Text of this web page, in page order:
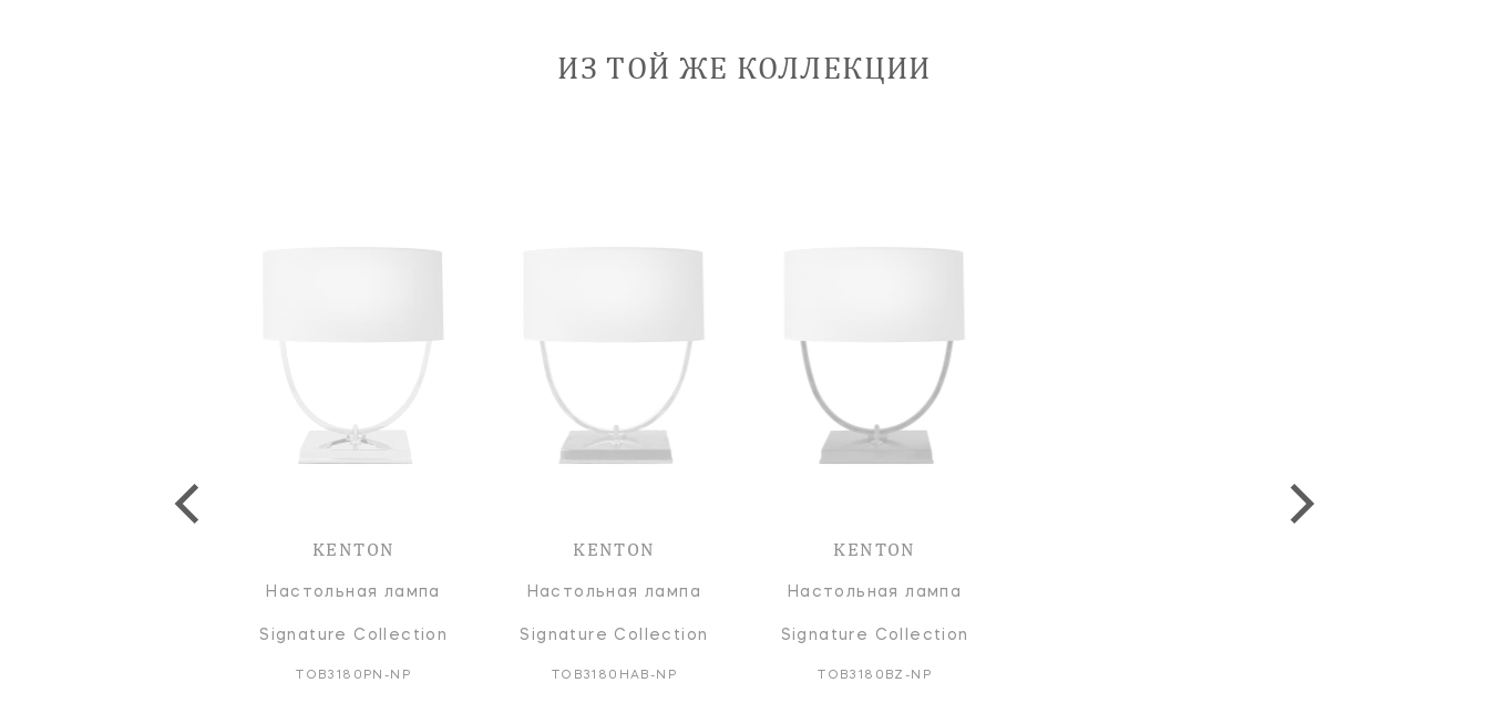
ИЗ ТОЙ ЖЕ КОЛЛЕКЦИИ
KENTON
Настольная лампа
Signature Collection
TOB3180PN-NP
KENTON
Настольная лампа
Signature Collection
TOB3180HAB-NP
KENTON
Настольная лампа
Signature Collection
TOB3180BZ-NP